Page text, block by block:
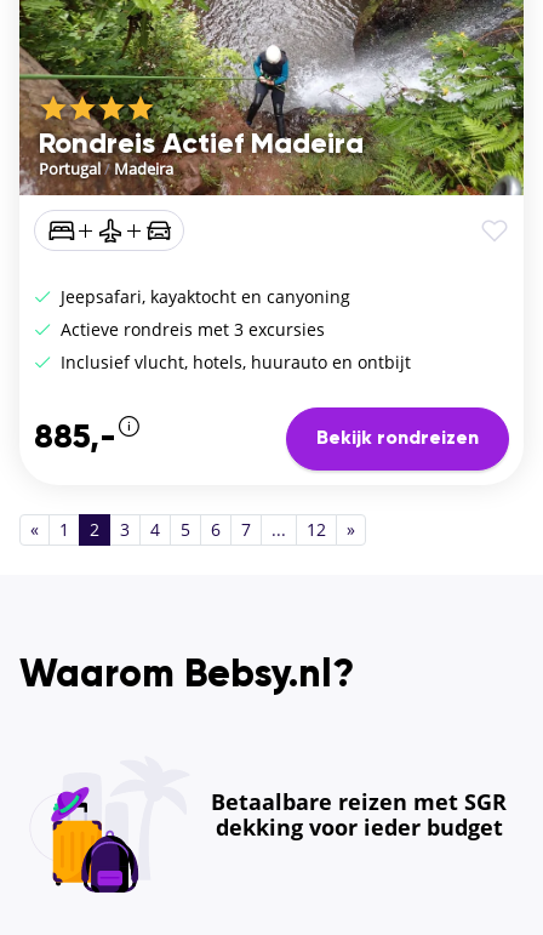
Rondreis Actief Madeira
Portugal/Madeira
Jeepsafari, kayaktocht en canyoning
Actieve rondreis met 3 excursies
Inclusief vlucht, hotels, huurauto en ontbijt
885,- Bekijk rondreizen
« 1 2 3 4 5 6 7 ... 12 »
Waarom Bebsy.nl?
Betaalbare reizen met SGR
dekking voor ieder budget